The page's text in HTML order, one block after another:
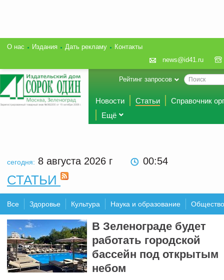
О нас Издания Дать рекламу
Контакты
news@id41.ru
Рейтинг запросов
Новости Статьи
Справочник
Ещё
сегодня: 8 августа 2026 г 00 54
СТАТЬИ
Все Здоровье Культура Наука и образование Общество
В Зеленограде будет
работать городской
бассейн под открытым
небом